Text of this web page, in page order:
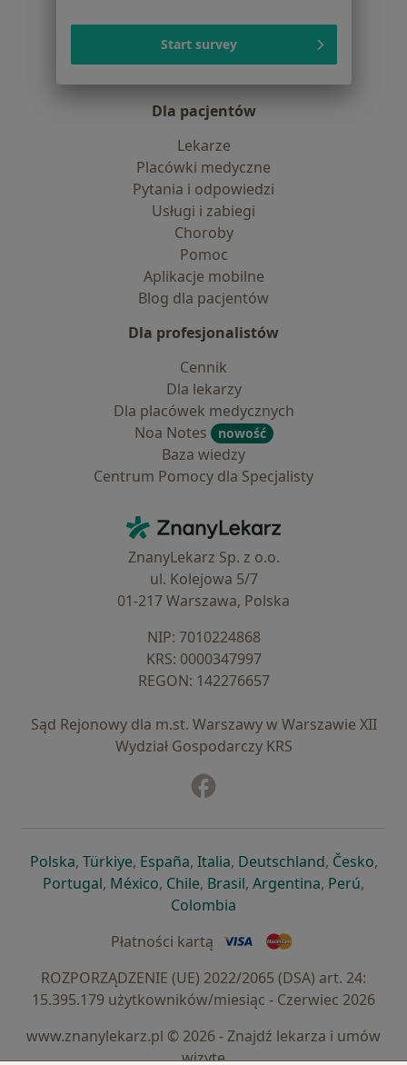
Centrum prasowe
Dla pacjentów
Lekarze
Placówki medyczne
Pytania i odpowiedzi
Usługi i zabiegi
Choroby
Pomoc
Aplikacje mobilne
Blog dla pacjentów
Dla profesjonalistów
Cennik
Dla lekarzy
Dla placówek medycznych
Noa Notes
nowość
Baza wiedzy
Centrum Pomocy dla Specjalisty
ZnanyLekarz - Strona główna
ZnanyLekarz Sp. z o.o.
ul. Kolejowa 5/7
01-217 Warszawa, Polska
NIP: ⁠7010224868
KRS: ⁠0000347997
REGON: ⁠142276657
Sąd Rejonowy dla m.st. Warszawy w Warszawie XII
Wydział Gospodarczy KRS
Polskaotwiera się w nowej karcie
, Türkiyeotwiera się w nowej karcie
, Españaotwiera się w nowej karcie
, Italiaotwiera się w nowej
, Deutschlandotwiera się
, Česko,
Portugalotwiera się w nowej karcie
, Méxicootwiera się w nowej karcie
, Chileotwiera się w nowej karcie
, Brasilotwiera się w nowej
, Argentinaotwiera się
, Perú,
Colombia
Płatności kartą
ROZPORZĄDZENIE (UE) 2022/2065 (DSA) art. 24:
15.395.179 użytkowników/miesiąc - Czerwiec 2026
www.znanylekarz.pl © 2026 - Znajdź lekarza i umów
wizytę
Start survey